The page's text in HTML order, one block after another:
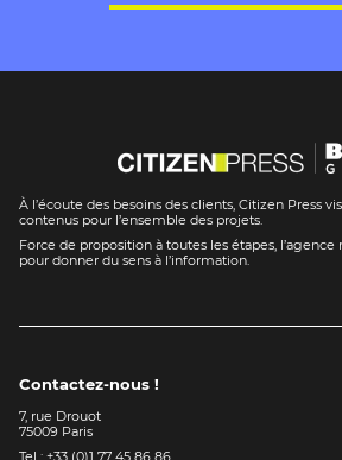
À l’écoute des besoins des clients, Citizen Press
contenus pour l’ensemble des projets.
Force de proposition à toutes les étapes, l’agence
pour donner du sens à l’information.
Contactez-nous !
7, rue Drouot
75009 Paris